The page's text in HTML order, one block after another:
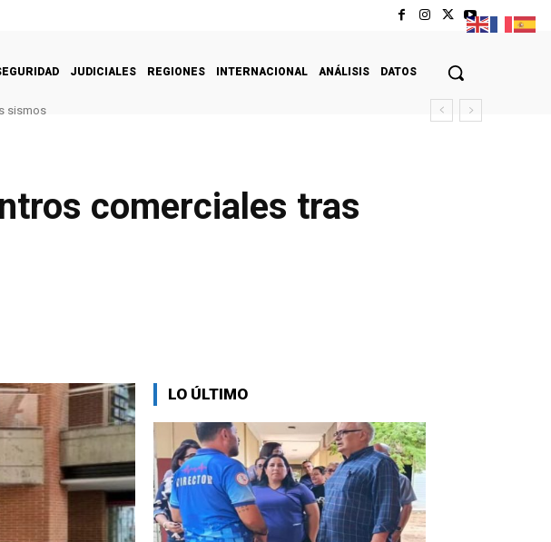
JUDICIALES REGIONES INTERNACIONAL ANÁLISIS DATOS
sismos
comerciales tras
LO ÚLTIMO